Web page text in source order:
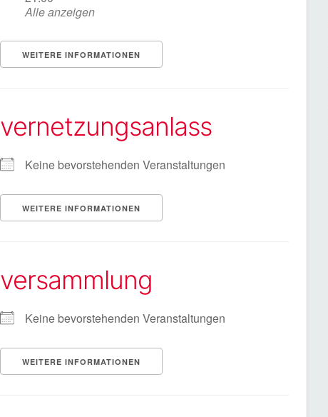
Alle anzeigen
WEITERE INFORMATIONEN
vernetzungsanlass
Keine bevorstehenden Veranstaltungen
WEITERE INFORMATIONEN
versammlung
Keine bevorstehenden Veranstaltungen
WEITERE INFORMATIONEN